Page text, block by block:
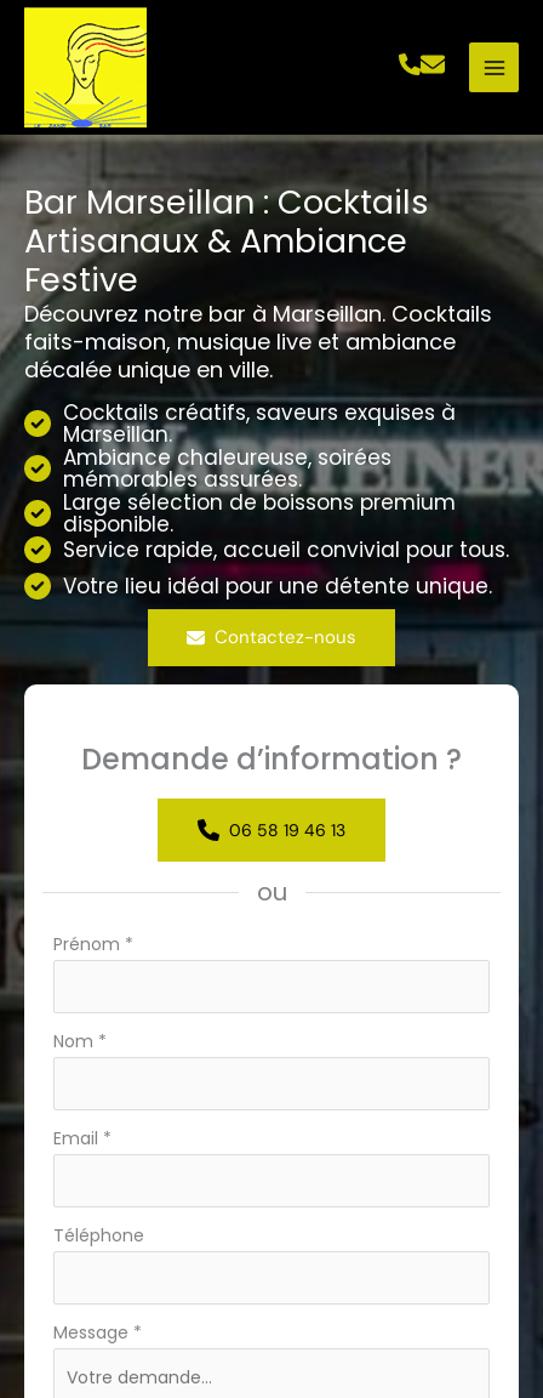
Aller
Bar Marseillan : Cocktails
Artisanaux & Ambiance
Festive
Découvrez notre bar à Marseillan. Cocktails
faits-maison, musique live et ambiance
décalée unique en ville.
Cocktails créatifs, saveurs exquises à
Marseillan.
Ambiance chaleureuse, soirées
mémorables assurées.
Large sélection de boissons premium
disponible.
Service rapide, accueil convivial pour tous.
Votre lieu idéal pour une détente unique.
Contactez-nous
Demande d’information ?
06 58 19 46 13
ou
Formulaire
téléphone
Prénom *
Nom *
Email *
Téléphone
Message *